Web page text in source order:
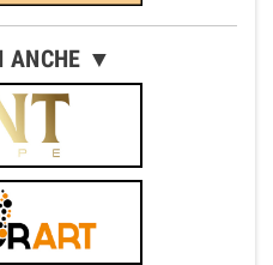
ANCHE ▼